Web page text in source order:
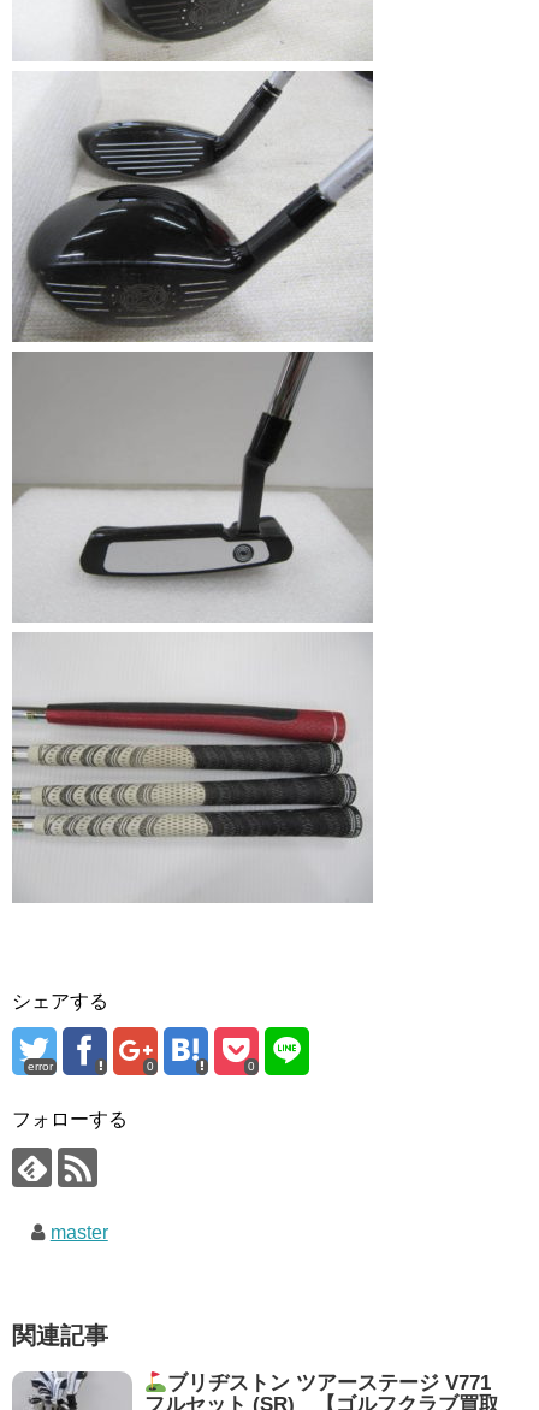
シェアする
error 0 0
フォローする
master
関連記事
ブリヂストン ツアーステージ V771
フルセット (SR) 【ゴルフクラブ買取